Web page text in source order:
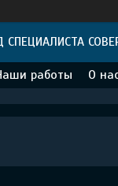
работы О